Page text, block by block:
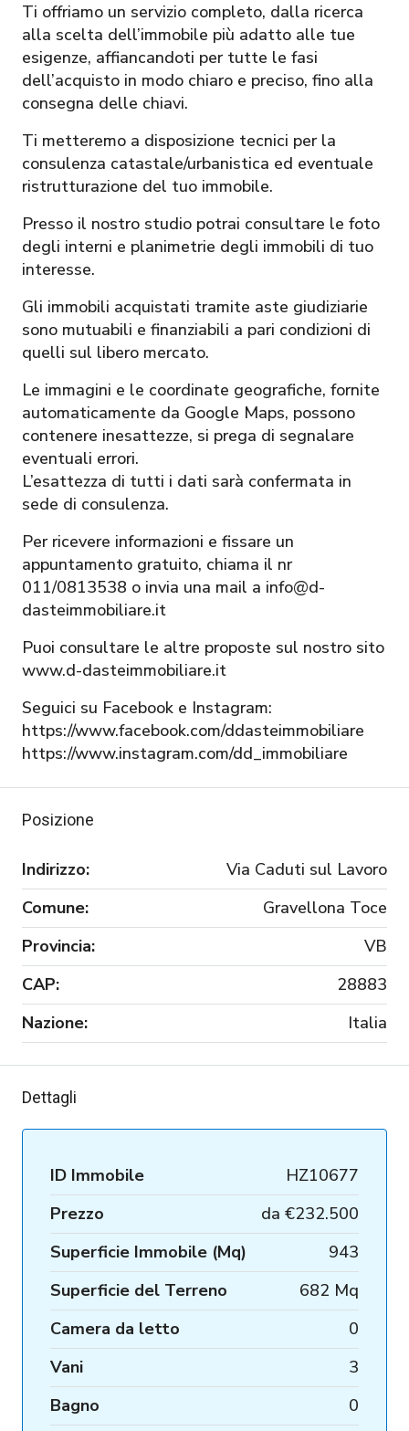
Ti offriamo un servizio completo, dalla ricerca
alla scelta dell’immobile più adatto alle tue
esigenze, affiancandoti per tutte le fasi
dell’acquisto in modo chiaro e preciso, fino alla
consegna delle chiavi.
Ti metteremo a disposizione tecnici per la
consulenza catastale/urbanistica ed eventuale
ristrutturazione del tuo immobile.
Presso il nostro studio potrai consultare le foto
degli interni e planimetrie degli immobili di tuo
interesse.
Gli immobili acquistati tramite aste giudiziarie
sono mutuabili e finanziabili a pari condizioni di
quelli sul libero mercato.
Le immagini e le coordinate geografiche, fornite
automaticamente da Google Maps, possono
contenere inesattezze, si prega di segnalare
eventuali errori.
L’esattezza di tutti i dati sarà confermata in
sede di consulenza.
Per ricevere informazioni e fissare un
appuntamento gratuito, chiama il nr
011/0813538 o invia una mail a info@d-
dasteimmobiliare.it
Puoi consultare le altre proposte sul nostro sito
www.d-dasteimmobiliare.it
Seguici su Facebook e Instagram:
https://www.facebook.com/ddasteimmobiliare
https://www.instagram.com/dd_immobiliare
Posizione
Indirizzo:
Via Caduti sul Lavoro
Comune:
Gravellona Toce
Provincia:
VB
CAP:
28883
Nazione:
Italia
Dettagli
ID Immobile
HZ10677
Prezzo
da €232.500
Superficie Immobile (Mq)
943
Superficie del Terreno
682 Mq
Camera da letto
0
Vani
3
Bagno
0